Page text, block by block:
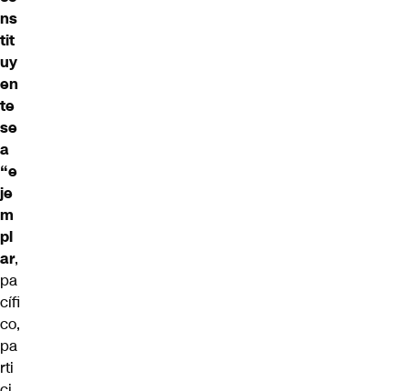
ns
tit
uy
en
te
se
a
“e
je
m
pl
ar,
pa
cífi
co,
pa
rti